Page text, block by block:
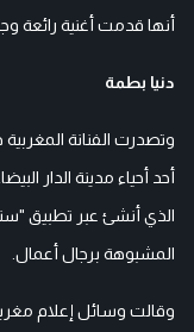
أنها قدمت أغنية رائعة
دنيا بطمة
وتصدرت الفنانة المغربية
أحد أحياء مدينة الدار
الذي أنشئ عبر تطبيق
المشبوهة برجال أعمال.
وقالت وسائل إعلام